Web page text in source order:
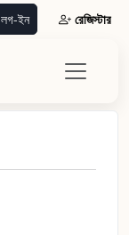
লগ-ইন রেজিস্টার